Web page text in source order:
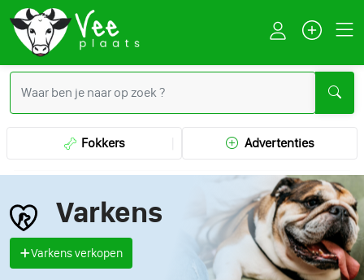
Fokkers Advertenties
Varkens
Varkens verkopen